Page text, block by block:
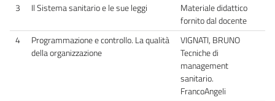
3
Il Sistema sanitario e le sue leggi
Materiale didattico
fornito dal docente
4
Programmazione e controllo. La qualità
della organizzazione
VIGNATI, BRUNO
Tecniche di
management
sanitario.
FrancoAngeli